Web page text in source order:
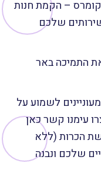
– הקמת חנות
שלכם
התמיכה באר
לשמוע על
עימנו קשר כאן
הכרות (ללא
שלכם ונבנה